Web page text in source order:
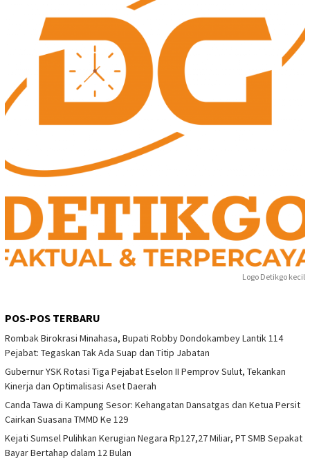
Logo Detikgo kecil
POS-POS TERBARU
Rombak Birokrasi Minahasa, Bupati Robby Dondokambey Lantik 114
Pejabat: Tegaskan Tak Ada Suap dan Titip Jabatan
Gubernur YSK Rotasi Tiga Pejabat Eselon II Pemprov Sulut, Tekankan
Kinerja dan Optimalisasi Aset Daerah
Canda Tawa di Kampung Sesor: Kehangatan Dansatgas dan Ketua Persit
Cairkan Suasana TMMD Ke 129
Kejati Sumsel Pulihkan Kerugian Negara Rp127,27 Miliar, PT SMB Sepakat
Bayar Bertahap dalam 12 Bulan